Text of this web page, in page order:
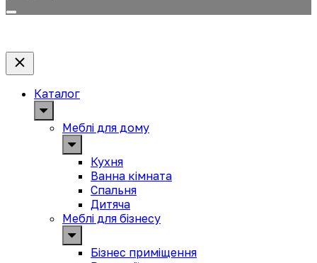
Каталог
Меблі для дому
Кухня
Ванна кімната
Спальня
Дитяча
Меблі для бізнесу
Бізнес приміщення